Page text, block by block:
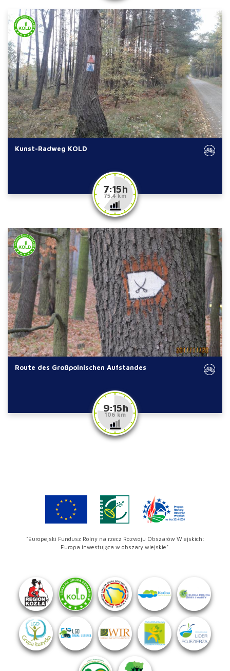
Kunst-Radweg KOLD
7:15 h
75.4 km
Route des Großpolnischen Aufstandes
9:15 h
106 km
"Europejski Fundusz Rolny na rzecz Rozwoju Obszarów Wiejskich:
Europa inwestująca w obszary wiejskie".